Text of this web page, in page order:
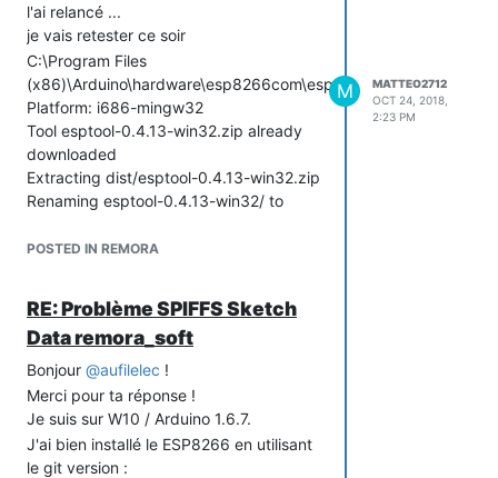
l'ai relancé ...
je vais retester ce soir
C:\Program Files
(x86)\Arduino\hardware\esp8266com\esp8266\tools>get.py
Platform: i686-mingw32
Tool esptool-0.4.13-win32.zip already
downloaded
Extracting dist/esptool-0.4.13-win32.zip
Renaming esptool-0.4.13-win32/ to
Tool win32-xtensa-lx106-elf-gb404fb9-
gb404fb9-2.tar.gz
Tool mkspiffs-0.2.0-no_magic_length-
windows.zip already downloaded
Extracting dist/mkspiffs-0.2.0-
no_magic_length-windows.zip
Renaming mkspiffs-0.2.0-
no_magic_length-windows/ to mkspiffs
POSTED IN REMORA
M
MATTEO2712
OCT 24, 2018,
2:23 PM
RE: Problème SPIFFS Sketch
Data remora_soft
Bonjour @aufilelec !
Merci pour ta réponse !
Je suis sur W10 / Arduino 1.6.7.
J'ai bien installé le ESP8266 en utilisant
le git version :